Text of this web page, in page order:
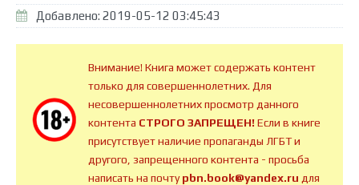
Добавлено: 2019-05-12 03:45:43
Внимание! Книга может содержать контент
только для совершеннолетних. Для
несовершеннолетних просмотр данного
контента СТРОГО ЗАПРЕЩЕН!Если в книге
присутствует наличие пропаганды ЛГБТ и
другого, запрещенного контента - просьба
написать на почтуpbn.book@yandex.ru для